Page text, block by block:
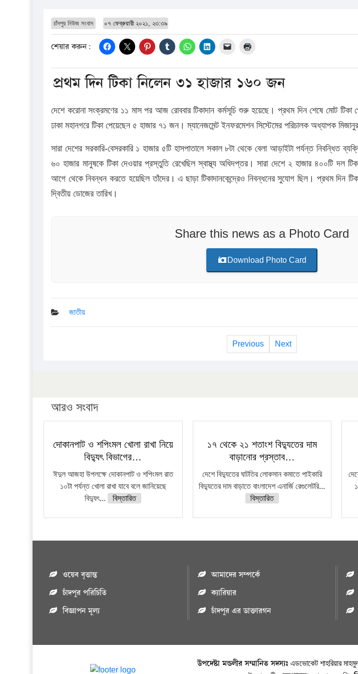
চাঁদপুর নিউজ সংবাদ ০৭ ফেব্রুয়ারী ২০২১, ২৩:৩৯
শেয়ার করুন:
প্রথম দিন টিকা নিলেন ৩১ হাজার ১৬০ জন
দেশে করোনা সংক্রমণের ১১ মাস পর আজ রোববার টিকাদান কর্মসূচি শুরু হয়েছে। প্রথম দিন শেষে মোট
ঢাকা মহানগরে টিকা পেয়েছেন ৫ হাজার ৭১ জন। ম্যানেজমেন্ট ইনফরমেশন সিস্টেমের পরিচালক অধ্যাপক
সারা দেশের সরকারি-বেসরকারি ১ হাজার ৫টি হাসপাতালে সকাল ৮টা থেকে বেলা আড়াইটা পর্যন্ত নিবন্ধিত
৬০ হাজার মানুষকে টিকা দেওয়ার প্রস্তুতি রেখেছিল স্বাস্থ্য অধিদপ্তর। সারা দেশে ২ হাজার ৪০০টি দল
আগে থেকে নিবন্ধন করতে হয়েছিল তাঁদের। এ ছাড়া টিকাদানকেন্দ্রেও নিবন্ধনের সুযোগ ছিল। প্রথম দিন
দ্বিতীয় ডোজের তারিখ।
Share this news as a Photo Card
Download Photo Card
জাতীয়
Previous Next
আরও সংবাদ
দোকানপাট ও শপিংমল খোলা রাখা নিয়ে
বিদ্যুৎ বিভাগের…
ঈদুল আজহা উপলক্ষে দোকানপাট ও শপিংমল রাত
১০টা পর্যন্ত খোলা রাখা যাবে বলে জানিয়েছে
বিদ্যুৎ...
বিস্তারিত
১৭ থেকে ২১ শতাংশ বিদ্যুতের দাম
বাড়ানোর প্রস্তাব…
দেশে বিদ্যুতের ঘাটতির লোকসান কমাতে পাইকারি
বিদ্যুতের দাম বাড়াতে বাংলাদেশ এনার্জি রেগুলেটরি...
বিস্তারিত
ওয়েব বৃত্তান্ত
চাঁদপুর পরিচিতি
বিজ্ঞাপন মুল্য
আমাদের সম্পর্কে
ক্যারিয়ার
চাঁদপুর এর ডাক্তারগন
উপদেষ্টা মন্ডলীর সম্মানিত সদস্যঃ এডভোকেট শাহরিয়ার